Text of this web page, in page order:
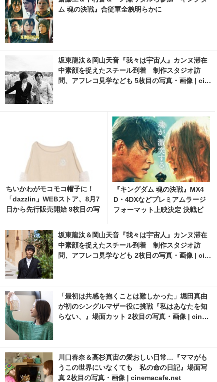
ム 魂の決戦』合従軍全貌明らかに
坂東龍汰＆岡山天音『我々は宇宙人』カンヌ滞在
中素顔を捉えたスチール到着 制作スタジオ訪
問、アフレコ見学なども 5枚目の写真・画像 | cin
ちいかわがモコモコ帽子に！
「dazzlin」WEBストア、8月7
日から先行販売開始 9枚目の写
『キングダム 魂の決戦』MX4
D・4DXなどプレミアムラージ
フォーマット上映決定 決戦ビ
坂東龍汰＆岡山天音『我々は宇宙人』カンヌ滞在
中素顔を捉えたスチール到着 制作スタジオ訪
問、アフレコ見学なども 2枚目の写真・画像 | cin
「最初は共感を抱くことは難しかった」堀田真由
が初のシングルマザー役に挑戦『私はあなたを知
らない、』場面カット 2枚目の写真・画像 | cinem
川口春奈＆高杉真宙の愛おしい日常…『ママがも
うこの世界にいなくても 私の命の日記』場面写
真 2枚目の写真・画像 | cinemacafe.net